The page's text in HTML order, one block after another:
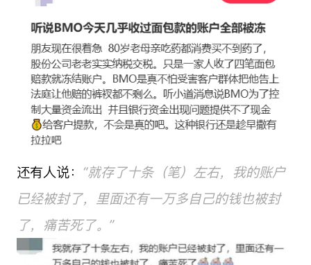
还有人说： “就存了十条（笔）左右，我的账户
已经被封了，里面还有一万多自己的钱也被封
了，痛苦死了。”